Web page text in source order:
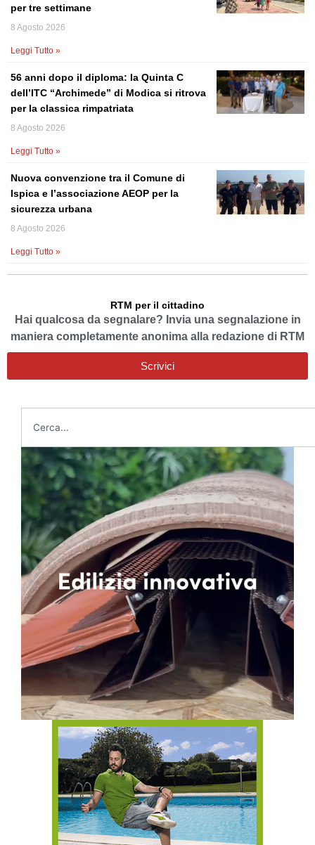
per tre settimane
8 Agosto 2026
Leggi Tutto »
56 anni dopo il diploma: la Quinta C
dell’ITC “Archimede” di Modica si ritrova
per la classica rimpatriata
8 Agosto 2026
Leggi Tutto »
Nuova convenzione tra il Comune di
Ispica e l’associazione AEOP per la
sicurezza urbana
8 Agosto 2026
Leggi Tutto »
RTM per il cittadino
Hai qualcosa da segnalare? Invia una segnalazione in
maniera completamente anonima alla redazione di RTM
Scrivici